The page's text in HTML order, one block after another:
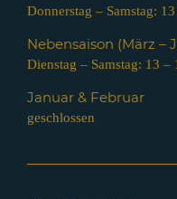
Donnerstag – Samstag:
Nebensaison (März –
Dienstag – Samstag: 13 –
Januar & Februar
geschlossen